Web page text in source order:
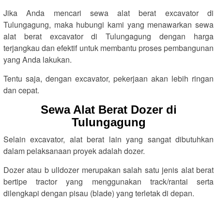
Jika Anda mencari sewa alat berat excavator di
Tulungagung, maka hubungi kami yang menawarkan sewa
alat berat excavator di Tulungagung dengan harga
terjangkau dan efektif untuk membantu proses pembangunan
yang Anda lakukan.
Tentu saja, dengan excavator, pekerjaan akan lebih ringan
dan cepat.
Sewa Alat Berat Dozer di
Tulungagung
Selain excavator, alat berat lain yang sangat dibutuhkan
dalam pelaksanaan proyek adalah dozer.
Dozer atau b ulldozer merupakan salah satu jenis alat berat
bertipe tractor yang menggunakan track/rantai serta
dilengkapi dengan pisau (blade) yang terletak di depan.